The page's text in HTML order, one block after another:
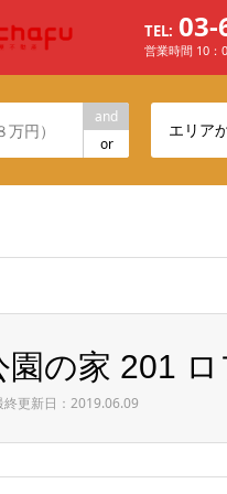
TEL: 03-
営業時間 10：
and
or
エリア
フト
園の家 201 ロ
更新日：2019.06.09